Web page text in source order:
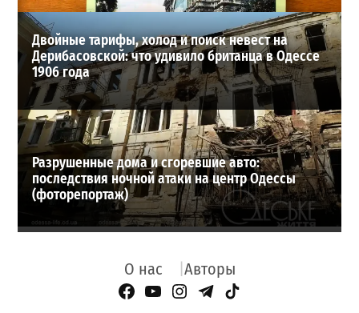
Двойные тарифы, холод и поиск невест на
Дерибасовской: что удивило британца в Одессе
1906 года
Разрушенные дома и сгоревшие авто:
последствия ночной атаки на центр Одессы
(фоторепортаж)
О нас Авторы
Facebook Page
YouTube
Instagram
Telegram
TikTok